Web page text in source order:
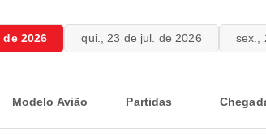
2026 qui., 23 de jul. de 2026 sex.,
Modelo Avião Partidas